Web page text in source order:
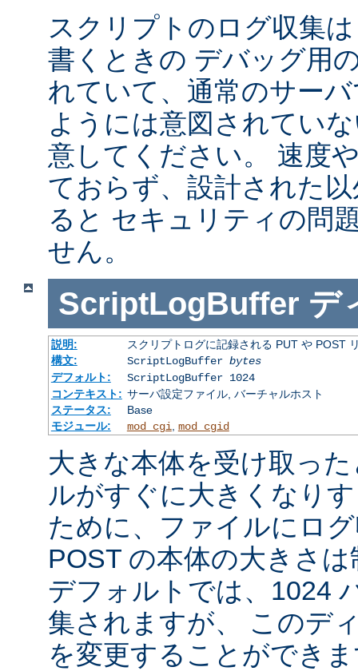
スクリプトのログ収集
書くときの デバッグ用
れていて、通常のサー
ようには意図されてい
意してください。 速度
ておらず、設計された
ると セキュリティの問
せん。
ScriptLogBuffer デ
説明:
スクリプトログに記録される PUT や POST
構文:
ScriptLogBuffer bytes
デフォルト:
ScriptLogBuffer 1024
コンテキスト: サーバ設定ファイル, バーチャルホスト
ステータス:
Base
モジュール:
mod_cgi, mod_cgid
大きな本体を受け取っ
ルがすぐに大きくなり
ために、ファイルにロ
POST の本体の大きさ
デフォルトでは、1024
集されますが、 このデ
を変更することができ